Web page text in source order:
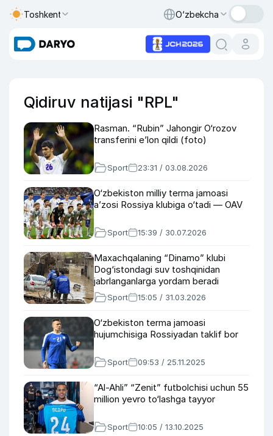
Toshkent O‘zbekcha
Qidiruv natijasi "RPL"
Rasman. “Rubin” Jahongir O‘rozov
transferini e’lon qildi (foto)
Sport 23:31 / 03.08.2026
O‘zbekiston milliy terma jamoasi
a’zosi Rossiya klubiga o‘tadi — OAV
Sport 15:39 / 30.07.2026
Maxachqalaning “Dinamo” klubi
Dog‘istondagi suv toshqinidan
jabrlanganlarga yordam beradi
Sport 15:05 / 31.03.2026
O‘zbekiston terma jamoasi
hujumchisiga Rossiyadan taklif bor
Sport 09:53 / 25.11.2025
“Al-Ahli” “Zenit” futbolchisi uchun 55
million yevro to‘lashga tayyor
Sport 10:05 / 13.10.2025